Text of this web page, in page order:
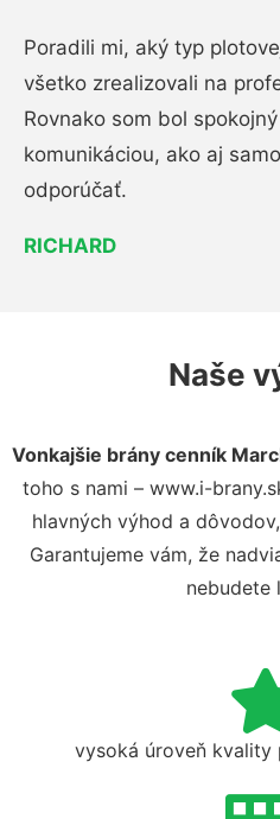
Poradili mi, aký typ
všetko zrealizovali na
Rovnako som bol
komunikáciou, ako aj
odporúčať.
RICHARD
Naše
Vonkajšie brány cenník
toho s nami – www.i-
hlavných výhod a
Garantujeme vám, že
nebudete
vysoká úroveň kvality